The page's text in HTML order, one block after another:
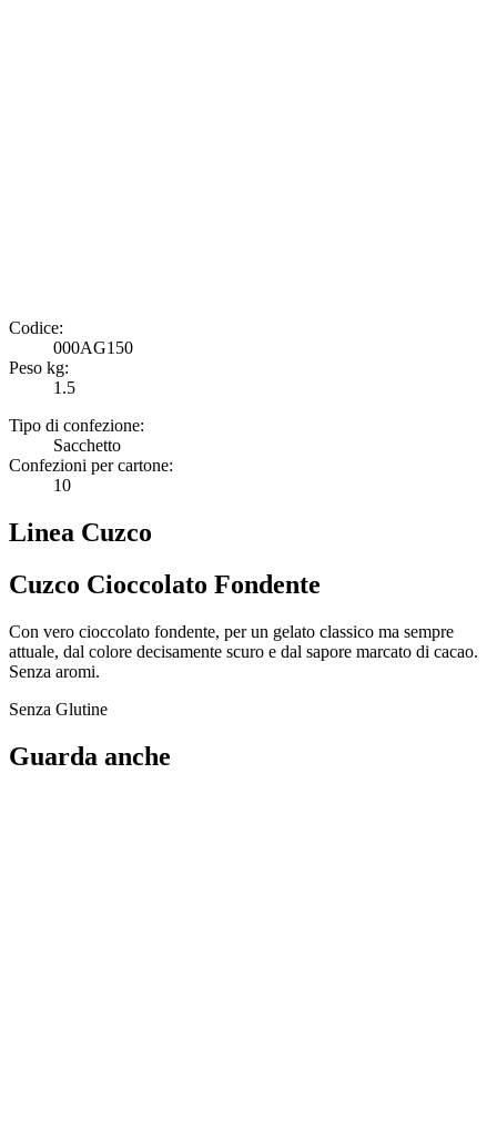
Codice:
000AG150
Peso kg:
1.5
Tipo di confezione:
Sacchetto
Confezioni per cartone:
10
Linea Cuzco
Cuzco Cioccolato Fondente
Con vero cioccolato fondente, per un gelato classico ma sempre
attuale, dal colore decisamente scuro e dal sapore marcato di cacao.
Senza aromi.
Senza Glutine
Guarda anche